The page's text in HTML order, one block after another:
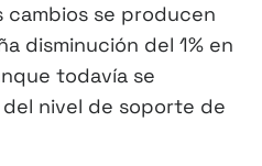
cambios se producen
disminución del 1% en
todavía se
nivel de soporte de